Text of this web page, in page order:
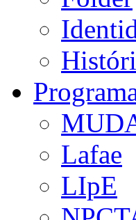
Lafae
LIpE